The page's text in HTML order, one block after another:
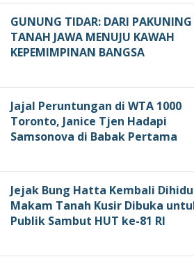
GUNUNG TIDAR: DARI PAKUNING
TANAH JAWA MENUJU KAWAH
KEPEMIMPINAN BANGSA
Jajal Peruntungan di WTA 1000
Toronto, Janice Tjen Hadapi
Samsonova di Babak Pertama
Jejak Bung Hatta Kembali
Makam Tanah Kusir Dibuka
Publik Sambut HUT ke-81 RI